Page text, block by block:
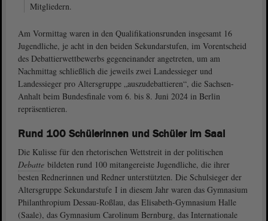
Mitgliedern.
Am Vormittag waren in den Qualifikationsrunden insgesamt 16
Jugendliche, je acht in den beiden Sekundarstufen, im Vorentscheid
des Debattierwettbewerbs gegeneinander angetreten, um am
Nachmittag schließlich die jeweils zwei Landessieger und
Landessieger pro Altersgruppe „auszudebattieren“, die Sachsen-
Anhalt beim Bundesfinale vom 6. bis 8. Juni 2024 in Berlin
repräsentieren.
Rund 100 Schülerinnen und Schüler im Saal
Die Kulisse für den rhetorischen Wettstreit in der politischen
Debatte bildeten rund 100 mitangereiste Jugendliche, die ihrer
besten Rednerinnen und Redner unterstützten. Die Schulsieger der
Altersgruppe Sekundarstufe I in diesem Jahr waren das Gymnasium
Philanthropium Dessau-Roßlau, das Elisabeth-Gymnasium Halle
(Saale), das Gymnasium Carolinum Bernburg, das Internationale